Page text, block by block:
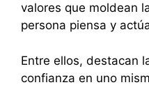
valores que moldean
persona piensa y
Entre ellos, destacan
confianza en uno